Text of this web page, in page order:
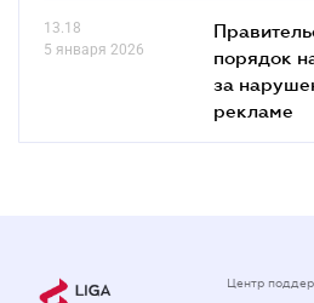
13.18
5 января 2026
порядок
за
рекламе
Центр